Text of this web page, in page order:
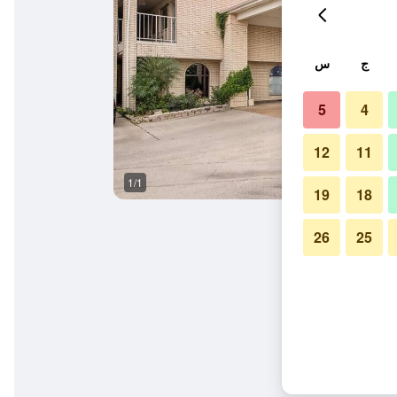
1/1
ج س
4
5
11
12
18
19
25
26